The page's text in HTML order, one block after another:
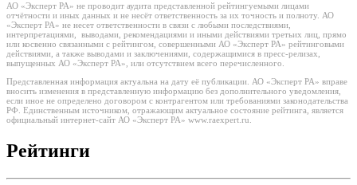
АО «Эксперт РА» не проводит аудита представленной рейтингуемыми лицами
отчётности и иных данных и не несёт ответственность за их точность и полноту. АО
«Эксперт РА» не несет ответственности в связи с любыми последствиями,
интерпретациями, выводами, рекомендациями и иными действиями третьих лиц, прямо
или косвенно связанными с рейтингом, совершенными АО «Эксперт РА» рейтинговыми
действиями, а также выводами и заключениями, содержащимися в пресс-релизах,
выпущенных АО «Эксперт РА», или отсутствием всего перечисленного.
Представленная информация актуальна на дату её публикации. АО «Эксперт РА» вправе
вносить изменения в представленную информацию без дополнительного уведомления,
если иное не определено договором с контрагентом или требованиями законодательства
РФ. Единственным источником, отражающим актуальное состояние рейтинга, является
официальный интернет-сайт АО «Эксперт РА» www.raexpert.ru.
Рейтинги